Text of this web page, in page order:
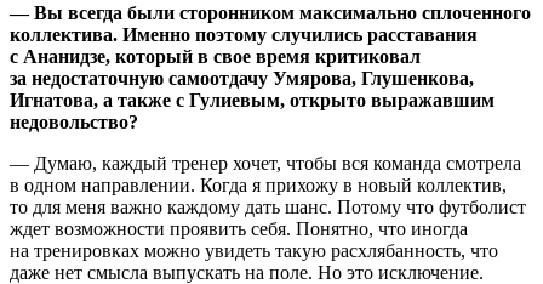
— Вы всегда были сторонником максимально сплоченного
коллектива. Именно поэтому случились расставания
с Ананидзе, который в свое время критиковал
за недостаточную самоотдачу Умярова, Глушенкова,
Игнатова, а также с Гулиевым, открыто выражавшим
недовольство?
— Думаю, каждый тренер хочет, чтобы вся команда смотрела
в одном направлении. Когда я прихожу в новый коллектив,
то для меня важно каждому дать шанс. Потому что футболист
ждет возможности проявить себя. Понятно, что иногда
на тренировках можно увидеть такую расхлябанность, что
даже нет смысла выпускать на поле. Но это исключение.